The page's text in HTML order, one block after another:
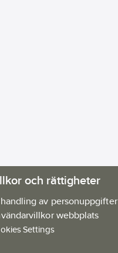
och rättigheter
av personuppgifter
webbplats
Settings